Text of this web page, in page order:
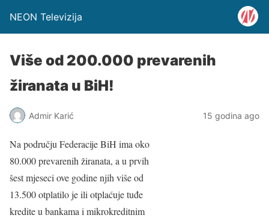
NEON Televizija
Više od 200.000 prevarenih
žiranata u BiH!
Admir Karić 15 godina ago
Na području Federacije BiH ima oko
80.000 prevarenih žiranata, a u prvih
šest mjeseci ove godine njih više od
13.500 otplatilo je ili otplaćuje tuđe
kredite u bankama i mikrokreditnim